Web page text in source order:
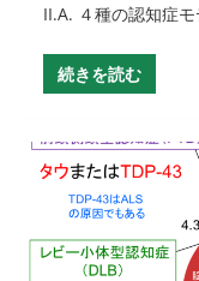
II.A. ４種の認知症
続きを読む